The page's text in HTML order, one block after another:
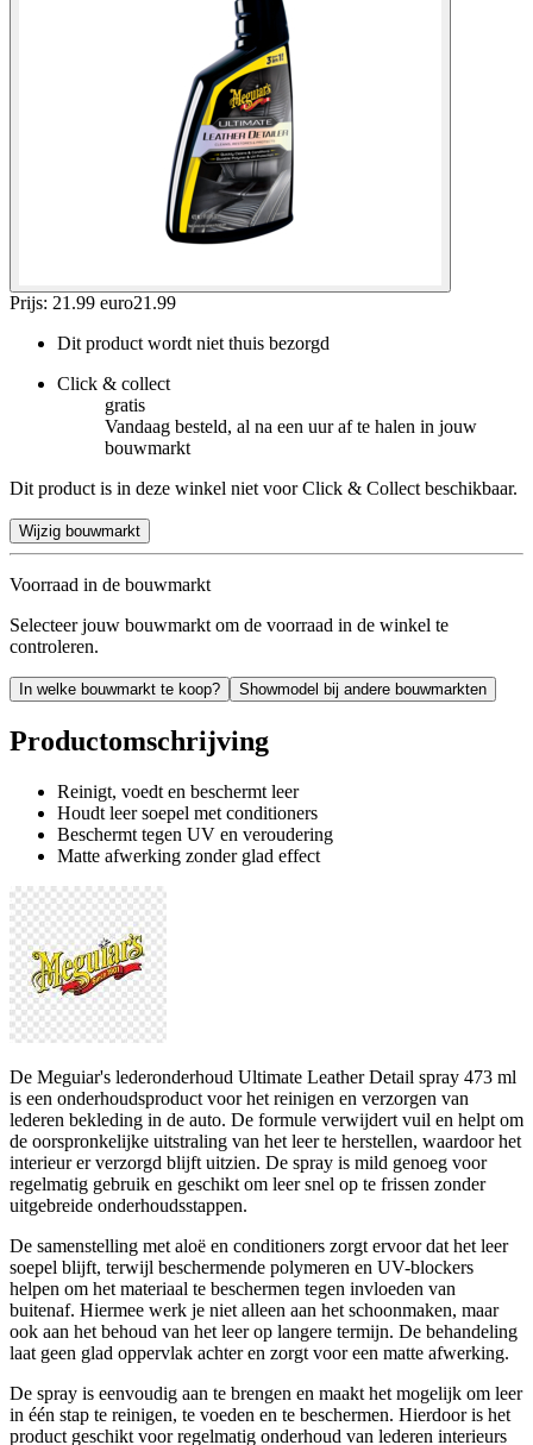
Prijs: 21.99 euro21 .99
Dit product wordt niet thuis bezorgd
Click & collect
gratis
Vandaag besteld, al na een uur af te halen in jouw
bouwmarkt
Dit product is in deze winkel niet voor Click & Collect beschikbaar.
Wijzig bouwmarkt
Voorraad in de bouwmarkt
Selecteer jouw bouwmarkt om de voorraad in de winkel te
controleren.
In welke bouwmarkt te koop? Showmodel bij andere bouwmarkten
Productomschrijving
Reinigt, voedt en beschermt leer
Houdt leer soepel met conditioners
Beschermt tegen UV en veroudering
Matte afwerking zonder glad effect
De Meguiar's lederonderhoud Ultimate Leather Detail spray 473 ml
is een onderhoudsproduct voor het reinigen en verzorgen van
lederen bekleding in de auto. De formule verwijdert vuil en helpt om
de oorspronkelijke uitstraling van het leer te herstellen, waardoor het
interieur er verzorgd blijft uitzien. De spray is mild genoeg voor
regelmatig gebruik en geschikt om leer snel op te frissen zonder
uitgebreide onderhoudsstappen.
De samenstelling met aloë en conditioners zorgt ervoor dat het leer
soepel blijft, terwijl beschermende polymeren en UV-blockers
helpen om het materiaal te beschermen tegen invloeden van
buitenaf. Hiermee werk je niet alleen aan het schoonmaken, maar
ook aan het behoud van het leer op langere termijn. De behandeling
laat geen glad oppervlak achter en zorgt voor een matte afwerking.
De spray is eenvoudig aan te brengen en maakt het mogelijk om leer
in één stap te reinigen, te voeden en te beschermen. Hierdoor is het
product geschikt voor regelmatig onderhoud van lederen interieurs